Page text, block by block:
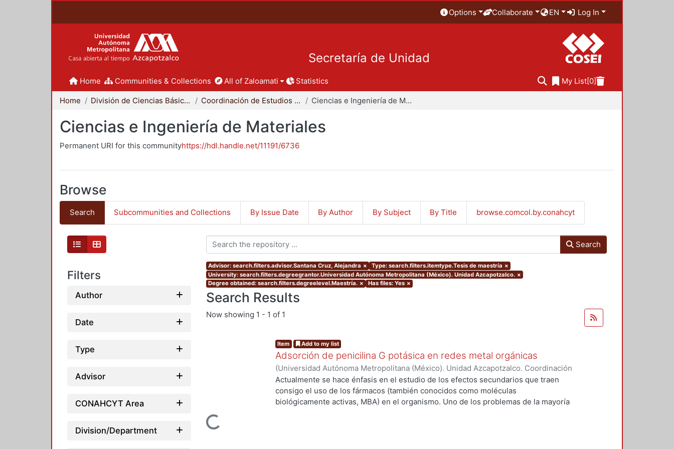
Options Collaborate EN Log In
Secretaría de Unidad
Home Communities & Collections All of Zaloamati Statistics My List[0]
Home División de Ciencias Básicas e Ingeniería Coordinación de Estudios de Posgrado - CBI Ciencias e Ingeniería de Materiales
Ciencias e Ingeniería de Materiales
Permanent URI for this communityhttps://hdl.handle.net/11191/6736
Browse
Search Subcommunities and Collections By Issue Date By Author By Subject By Title browse.comcol.by.conahcyt
Filters
Author
Date
Type
Advisor
CONAHCYT Area
Division/Department
Search
Advisor: search.filters.advisor.Santana Cruz, Alejandra × Type: search.filters.itemtype.Tesis de maestría ×
University: search.filters.degreegrantor.Universidad Autónoma Metropolitana (México). Unidad Azcapotzalco. ×
Degree obtained: search.filters.degreelevel.Maestría. × Has files: Yes ×
Search Results
Now showing 1 - 1 of 1
Loading...
Item Add to my list
Adsorción de penicilina G potásica en redes metal orgánicas
(Universidad Autónoma Metropolitana (México). Unidad Azcapotzalco. Coordinación
de Servicios de Información.,2021-04)Martínez Cabrera, Jhovany
Actualmente se hace énfasis en el estudio de los efectos secundarios que traen
consigo el uso de los fármacos (también conocidos como moléculas
biológicamente activas, MBA) en el organismo. Uno de los problemas de la mayoría